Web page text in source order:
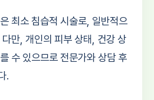
최소 침습적 시술로, 일반적으
만, 개인의 피부 상태, 건강 상
수 있으므로 전문가와 상담 후
.